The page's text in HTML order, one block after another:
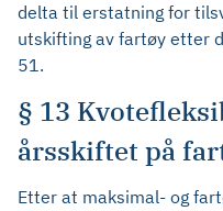
delta til erstatning for
utskifting av fartøy etter
51.
§ 13
årsskiftet på
Etter at maksimal- og